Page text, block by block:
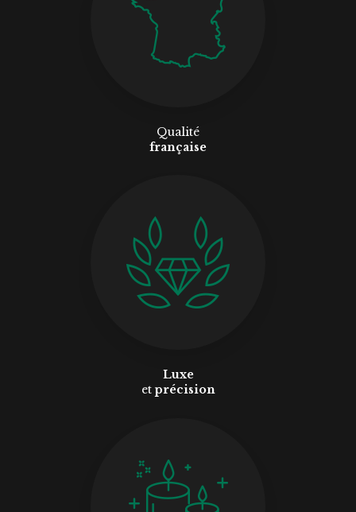
Qualité
française
Luxe
etprécision